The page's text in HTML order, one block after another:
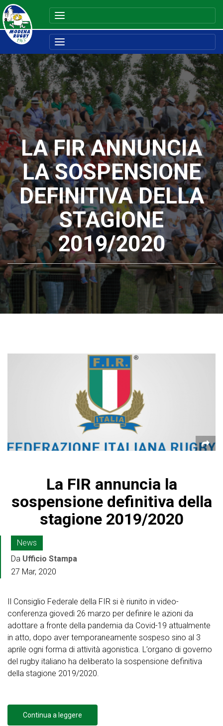
LA FIR ANNUNCIA
LA SOSPENSIONE
DEFINITIVA DELLA
STAGIONE
2019/2020
La FIR annuncia la
sospensione definitiva della
stagione 2019/2020
News
Da Ufficio Stampa
27 Mar, 2020
Il Consiglio Federale della FIR si è riunito in video-
conferenza giovedì 26 marzo per definire le azioni da
adottare a fronte della pandemia da Covid-19 attualmente
in atto, dopo aver temporaneamente sospeso sino al 3
aprile ogni forma di attività agonistica. L’organo di governo
del rugby italiano ha deliberato la sospensione definitiva
della stagione 2019/2020.
Continua a leggere